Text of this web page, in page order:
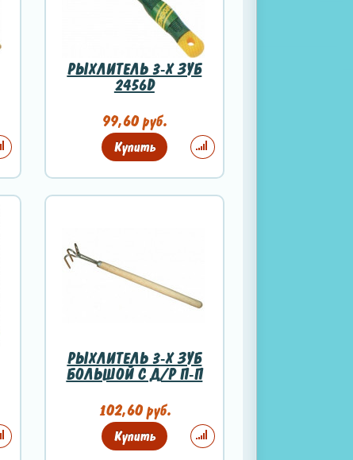
РЫХЛИТЕЛЬ 3-Х ЗУБ
2456D
99,60 руб.
Купить
РЫХЛИТЕЛЬ 3-Х ЗУБ
БОЛЬШОЙ С Д/Р П-П
102,60 руб.
Купить